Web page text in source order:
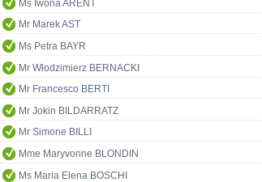
Ms Iwona ARENT
Mr Marek AST
Ms Petra BAYR
Mr Włodzimierz BERNACKI
Mr Francesco BERTI
Mr Jokin BILDARRATZ
Mr Simone BILLI
Mme Maryvonne BLONDIN
Ms Maria Elena BOSCHI